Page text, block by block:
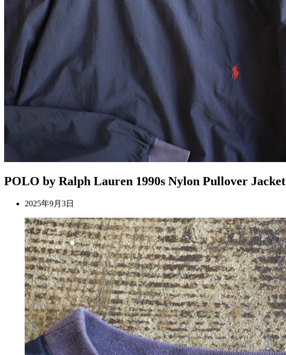
POLO by Ralph Lauren 1990s Nylon Pullover Jacket
2025年9月3日